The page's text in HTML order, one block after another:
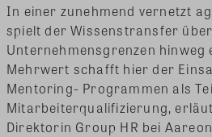
In einer zunehmend vernetzt
spielt der Wissenstransfer über
Unternehmensgrenzen hinweg
Mehrwert schafft hier der
Mentoring- Programmen als
Mitarbeiterqualifizierung,
Direktorin Group HR bei